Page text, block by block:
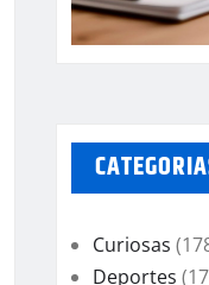
Curiosas
Deportes